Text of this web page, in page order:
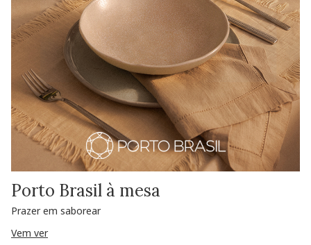
Porto Brasil à mesa
Prazer em saborear
Vem ver